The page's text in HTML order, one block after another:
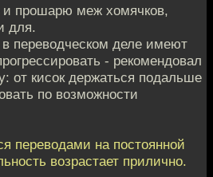
и прошарю меж хомячков,
для.
переводческом деле имеют
- рекомендовал
от кисок держаться подальше
по возможности
переводами на постоянной
возрастает прилично.